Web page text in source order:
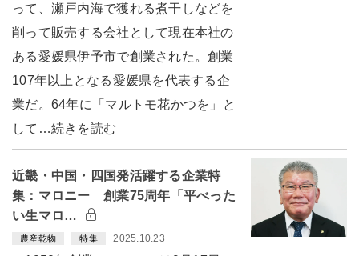
って、瀬戸内海で獲れる煮干しなどを
削って販売する会社として現在本社の
ある愛媛県伊予市で創業された。創業
107年以上となる愛媛県を代表する企
業だ。64年に「マルトモ花かつを」と
して…続きを読む
近畿・中国・四国発活躍する企業特
集：マロニー 創業75周年「平べった
い生マロ…
農産乾物 特集 2025.10.23